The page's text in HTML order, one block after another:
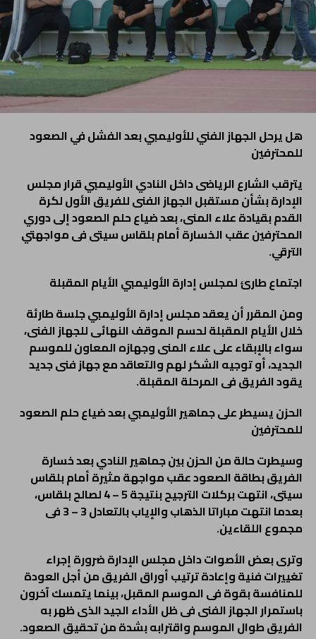
هل يرحل الجهاز الفني للأوليمبي بعد الفشل في الصعود
للمحترفين
يترقب الشارع الرياضى داخل النادي الأوليمبي قرار مجلس
الإدارة بشأن مستقبل الجهاز الفنى للفريق الأول لكرة
القدم بقيادة علاء المنى، بعد ضياع حلم الصعود إلى دوري
المحترفين عقب الخسارة أمام بلقاس سيتى فى مواجهتي
الترقي.
اجتماع طارئ لمجلس إدارة الأوليمبي الأيام المقبلة
ومن المقرر أن يعقد مجلس إدارة الأوليمبي جلسة طارئة
خلال الأيام المقبلة لحسم الموقف النهائى للجهاز الفنى،
سواء بالإبقاء على علاء المنى وجهازه المعاون للموسم
الجديد، أو توجيه الشكر لهم والتعاقد مع جهاز فنى جديد
يقود الفريق فى المرحلة المقبلة.
الحزن يسيطر على جماهير الأوليمبي بعد ضياع حلم الصعود
للمحترفين
وسيطرت حالة من الحزن بين جماهير النادي بعد خسارة
الفريق بطاقة الصعود عقب مواجهة مثيرة أمام بلقاس
سيتى، انتهت بركلات الترجيح بنتيجة 5 – 4 لصالح بلقاس،
بعدما انتهت مباراتا الذهاب والإياب بالتعادل 3 – 3 فى
مجموع اللقاءين.
وترى بعض الأصوات داخل مجلس الإدارة ضرورة إجراء
تغييرات فنية وإعادة ترتيب أوراق الفريق من أجل العودة
للمنافسة بقوة فى الموسم المقبل، بينما يتمسك آخرون
باستمرار الجهاز الفنى فى ظل الأداء الجيد الذى ظهر به
الفريق طوال الموسم واقترابه بشدة من تحقيق الصعود.